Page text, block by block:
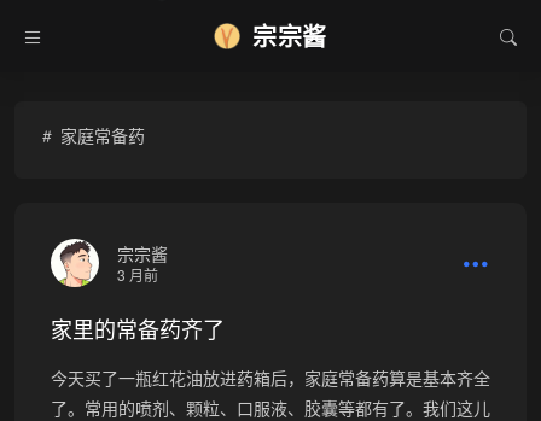
宗宗酱
家庭常备药
宗宗酱
3 月前
家里的常备药齐了
今天买了一瓶红花油放进药箱后，家庭常备药算是基本齐全
了。常用的喷剂、颗粒、口服液、胶囊等都有了。我们这儿